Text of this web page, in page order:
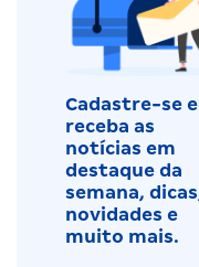
Cadastre-se e
receba as
notícias em
destaque da
semana,
novidades e
muito mais.